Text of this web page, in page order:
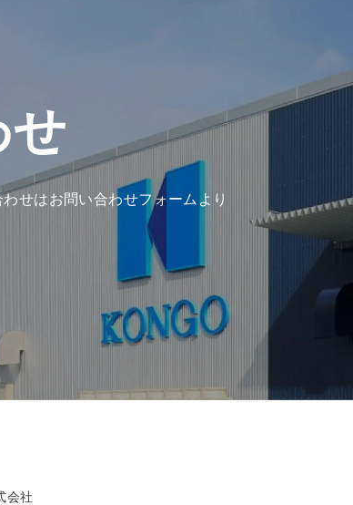
せ
せはお問い合わせフォームより
会社